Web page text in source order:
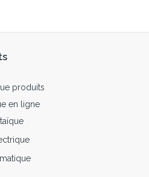
produits
en ligne